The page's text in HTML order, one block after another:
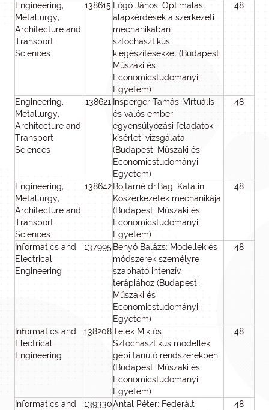
Engineering,
Metallurgy,
Architecture and
Transport
Sciences
138615
Lógó János: Optimálási
alapkérdések a szerkezeti
mechanikában
sztochasztikus
kiegészítésekkel (Budapesti
Műszaki és
Economicstudományi
Egyetem)
48
Engineering,
Metallurgy,
Architecture and
Transport
Sciences
138621 Insperger Tamás: Virtuális
és valós emberi
egyensúlyozási feladatok
kísérleti vizsgálata
(Budapesti Műszaki és
Economicstudományi
Egyetem)
48
Engineering,
Metallurgy,
Architecture and
Transport
Sciences
138642 Bojtárné dr.Bagi Katalin:
Köszerkezetek mechanikája
(Budapesti Műszaki és
Economicstudományi
Egyetem)
48
Informatics and
Electrical
Engineering
137995 Benyó Balázs: Modellek és
módszerek személyre
szabható intenzív
terápiához (Budapesti
Műszaki és
Economicstudományi
Egyetem)
48
Informatics and
Electrical
Engineering
138208Telek Miklós:
Sztochasztikus modellek
gépi tanuló rendszerekben
(Budapesti Műszaki és
Economicstudományi
Egyetem)
48
Informatics and
139330Antal Péter: Federált
48